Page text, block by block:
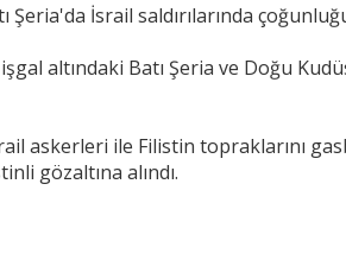
Şeria'da İsrail saldırılarında
altındaki Batı Şeria ve Doğu
askerleri ile Filistin topraklarını
gözaltına alındı.